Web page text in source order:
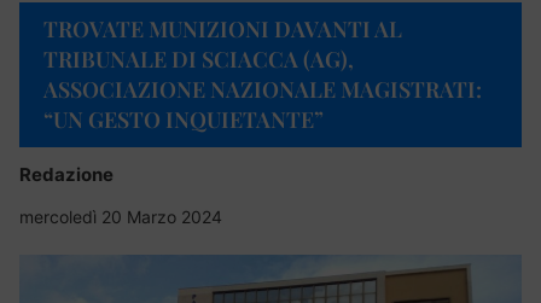
TROVATE MUNIZIONI DAVANTI AL
TRIBUNALE DI SCIACCA (AG),
ASSOCIAZIONE NAZIONALE MAGISTRATI:
“UN GESTO INQUIETANTE”
Redazione
mercoledì 20 Marzo 2024